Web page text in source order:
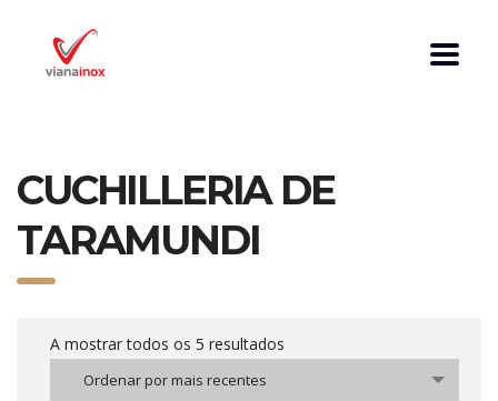
CUCHILLERIA DE
TARAMUNDI
A mostrar todos os 5 resultados
Ordenar por mais recentes